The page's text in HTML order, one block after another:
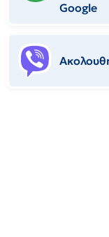
Google